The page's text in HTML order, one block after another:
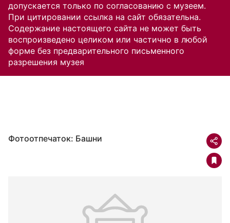
допускается только по согласованию с музеем.
При цитировании ссылка на сайт обязательна.
Содержание настоящего сайта не может быть
воспроизведено целиком или частично в любой
форме без предварительного письменного
разрешения музея
Фотоотпечаток: Башни